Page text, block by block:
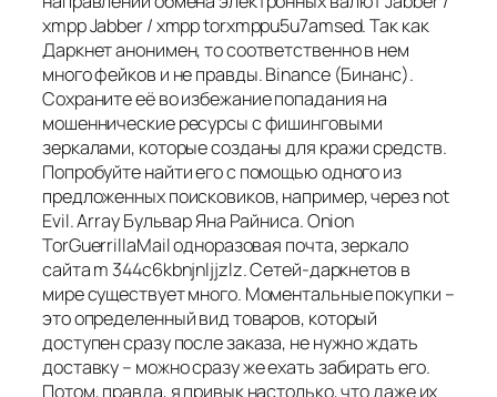
xmpp Jabber / xmpp torxmppu5u7amsed. Так как
Даркнет анонимен, то соответственно в нем
много фейков и не правды. Binance (Бинанс).
Сохраните её во избежание попадания на
мошеннические ресурсы с фишинговыми
зеркалами, которые созданы для кражи средств.
Попробуйте найти его с помощью одного из
предложенных поисковиков, например, через not
Evil. Array Бульвар Яна Райниса. Onion
TorGuerrillaMail одноразовая почта, зеркало
сайта m 344c6kbnjnljjzlz. Сетей-даркнетов в
мире существует много. Моментальные покупки –
это определенный вид товаров, который
доступен сразу после заказа, не нужно ждать
доставку – можно сразу же ехать забирать его.
Потом, правда, я привык настолько, что даже их